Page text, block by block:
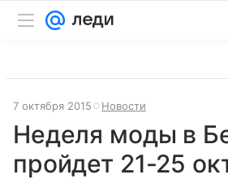
7 октября 2015 Новости
Неделя моды в
пройдет 21-25